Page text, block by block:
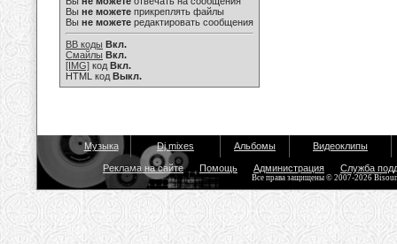
Вы не можете прикреплять файлы
Вы не можете редактировать сообщения
BB коды Вкл.
Смайлы Вкл.
[IMG] код Вкл.
HTML код Выкл.
Музыка Dj mixes Альбомы Видеоклипы
Реклама на сайте Помощь Администрация Служба
Все права защищены © 2007-2026